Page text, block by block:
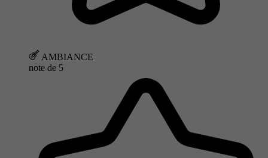
AMBIANCE
note de 5